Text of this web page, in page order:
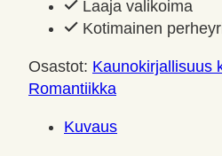
Laaja valikoima
Kotimainen
Osastot: Kaunokirjallisuus
Romantiikka
Kuvaus